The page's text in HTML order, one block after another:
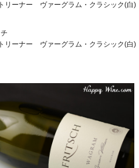
ーナー ヴァーグラム・クラシック(白)
ーナー ヴァーグラム・クラシック(白)